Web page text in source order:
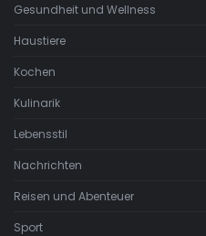
Gesundheit und Wellness
Haustiere
Kochen
Kulinarik
Lebensstil
Nachrichten
Reisen und Abenteuer
Sport